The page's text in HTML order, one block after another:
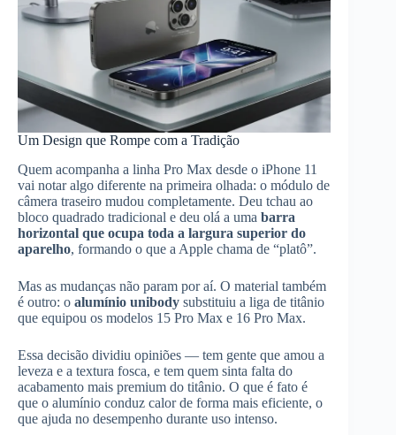
Um Design que Rompe com a Tradição
Quem acompanha a linha Pro Max desde o iPhone 11
vai notar algo diferente na primeira olhada: o módulo de
câmera traseiro mudou completamente. Deu tchau ao
bloco quadrado tradicional e deu olá a uma barra
horizontal que ocupa toda a largura superior do
aparelho, formando o que a Apple chama de “platô”.
Mas as mudanças não param por aí. O material também
é outro: o alumínio unibody substituiu a liga de titânio
que equipou os modelos 15 Pro Max e 16 Pro Max.
Essa decisão dividiu opiniões — tem gente que amou a
leveza e a textura fosca, e tem quem sinta falta do
acabamento mais premium do titânio. O que é fato é
que o alumínio conduz calor de forma mais eficiente, o
que ajuda no desempenho durante uso intenso.